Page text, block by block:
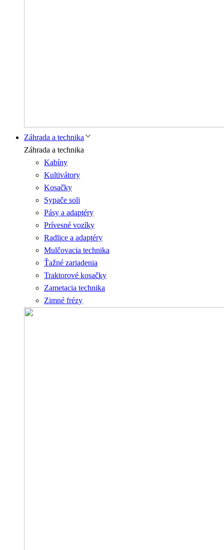
Záhrada a technika
Záhrada a technika
Kabíny
Kultivátory
Kosačky
Sypače soli
Pásy a adaptéry
Prívesné vozíky
Radlice a adaptéry
Mulčovacia technika
Ťažné zariadenia
Traktorové kosačky
Zametacia technika
Zimné frézy